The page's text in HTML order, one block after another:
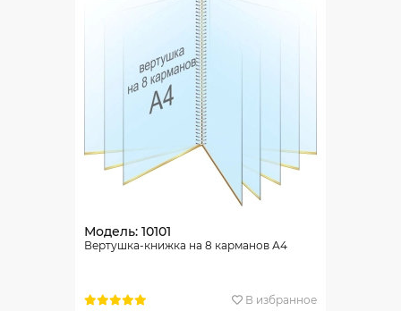
Модель: 10101
Вертушка-книжка на 8 карманов А4
В избранное